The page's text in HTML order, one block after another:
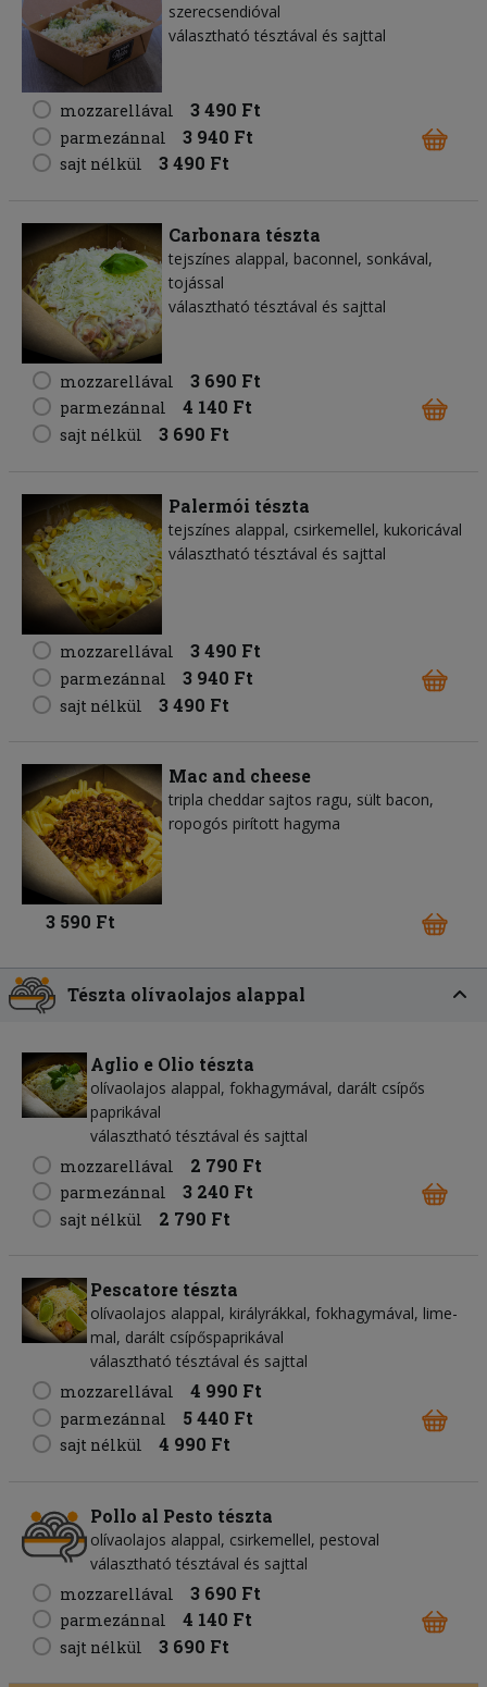
szerecsendióval
választható tésztával és sajttal
mozzarellával 3 490 Ft
parmezánnal 3 940 Ft
sajt nélkül 3 490 Ft
Carbonara tészta
tejszínes alappal, baconnel, sonkával,
tojással
választható tésztával és sajttal
mozzarellával 3 690 Ft
parmezánnal 4 140 Ft
sajt nélkül 3 690 Ft
Palermói tészta
tejszínes alappal, csirkemellel, kukoricával
választható tésztával és sajttal
mozzarellával 3 490 Ft
parmezánnal 3 940 Ft
sajt nélkül 3 490 Ft
Mac and cheese
tripla cheddar sajtos ragu, sült bacon,
ropogós pirított hagyma
3 590 Ft
Tészta olívaolajos alappal
Aglio e Olio tészta
olívaolajos alappal, fokhagymával, darált csípős
paprikával
választható tésztával és sajttal
mozzarellával
2 790 Ft
parmezánnal 3 240 Ft
sajt nélkül 2 790 Ft
Pescatore tészta
olívaolajos alappal, királyrákkal, fokhagymával, lime-
mal, darált csípőspaprikával
választható tésztával és sajttal
mozzarellával
4 990 Ft
parmezánnal 5 440 Ft
sajt nélkül 4 990 Ft
Pollo al Pesto tészta
olívaolajos alappal, csirkemellel, pestoval
választható tésztával és sajttal
mozzarellával
3 690 Ft
parmezánnal 4 140 Ft
sajt nélkül 3 690 Ft